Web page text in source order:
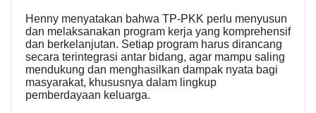
Henny menyatakan bahwa TP-PKK perlu menyusun
dan melaksanakan program kerja yang komprehensif
dan berkelanjutan. Setiap program harus dirancang
secara terintegrasi antar bidang, agar mampu saling
mendukung dan menghasilkan dampak nyata bagi
masyarakat, khususnya dalam lingkup
pemberdayaan keluarga.